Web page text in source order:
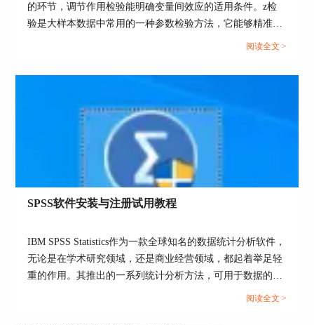
图4：T检验结果
在t检验中，t=0.035，自由度为398，显著性概率为
0.972>0.05。所以，两组数据的无显著性差异。
T检验分为四种类型，分别是单样本T检验、配对样
本T检验、独立样本T检验。
单样本T检验分析方法的主要原理是对1个变量的平
的环节，调节作用检验能明确变量间效应的适用条件。z检
验是大样本数据中常用的一种参数检验方法，它能够精准地
完成均值比较。接下来我将为大家介绍：如何使用SPSS检验
阅读全文 >
SPSS软件安装与注册试用教程
IBM SPSS Statistics作为一款全球知名的数据统计分析软件，
无论是在学术研究领域，还是商业经营领域，都起着举足轻
重的作用。其推出的一系列统计分析方法，可用于数据的分
阅读全文 >